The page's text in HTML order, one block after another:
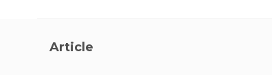
Article